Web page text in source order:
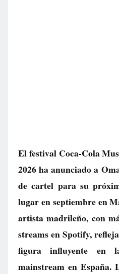
El festival Coca-Cola
2026 ha anunciado a
de cartel para su
lugar en septiembre en
artista madrileño, con
streams en Spotify,
figura influyente en
mainstream en España.